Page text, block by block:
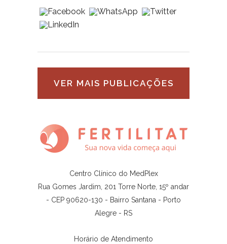
VER MAIS PUBLICAÇÕES
Centro Clínico do MedPlex
Rua Gomes Jardim, 201 Torre Norte, 15º andar
- CEP 90620-130 - Bairro Santana - Porto
Alegre - RS
Horário de Atendimento